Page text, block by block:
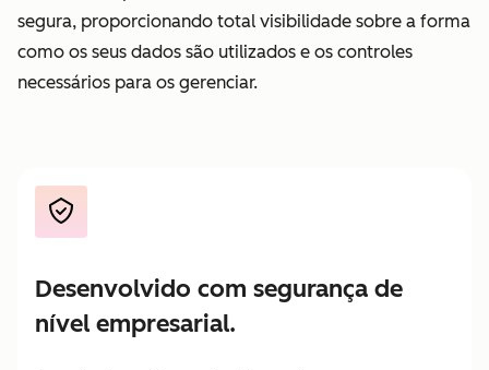
pelo
trabalho
entregue
segura, proporcionando total visibilidade sobre a forma
como os seus dados são utilizados e os controles
necessários para os gerenciar.
Desenvolvido com segurança de
nível empresarial.